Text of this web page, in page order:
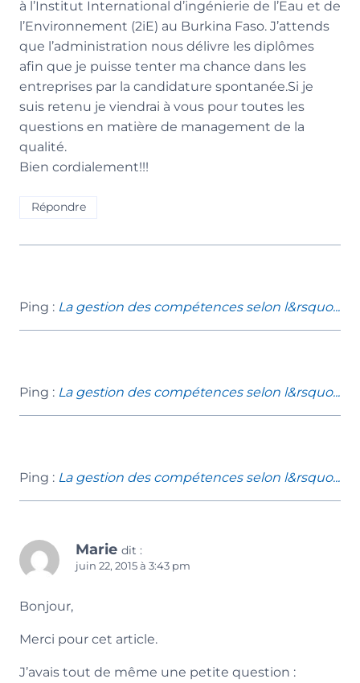
à l’Institut International d’ingénierie de l’Eau et de
l’Environnement (2iE) au Burkina Faso. J’attends
que l’administration nous délivre les diplômes
afin que je puisse tenter ma chance dans les
entreprises par la candidature spontanée.Si je
suis retenu je viendrai à vous pour toutes les
questions en matière de management de la
qualité.
Bien cordialement!!!
Répondre
Ping : La gestion des compétences selon l&rsquo...
Ping : La gestion des compétences selon l&rsquo...
Ping : La gestion des compétences selon l&rsquo...
Marie dit :
juin 22, 2015 à 3:43 pm
Bonjour,
Merci pour cet article.
J’avais tout de même une petite question :